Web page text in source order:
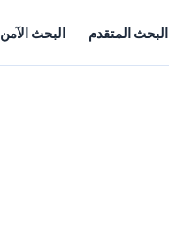
البحث المتقدم البحث الآمن